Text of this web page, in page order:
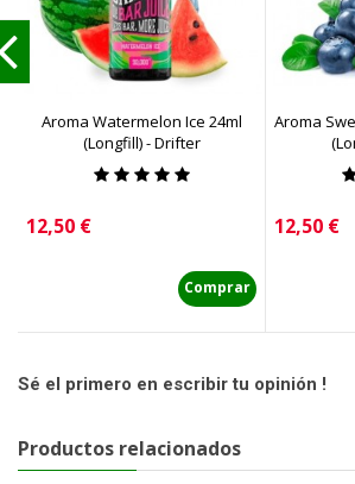
Aroma Watermelon Ice 24ml
(Longfill) - Drifter
Precio
12,50 €
Comprar
Aroma
Precio
12,50 €
Sé el primero en escribir tu opinión !
Productos relacionados